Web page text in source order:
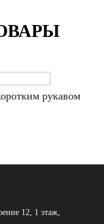
рукавом
12, 1 этаж,